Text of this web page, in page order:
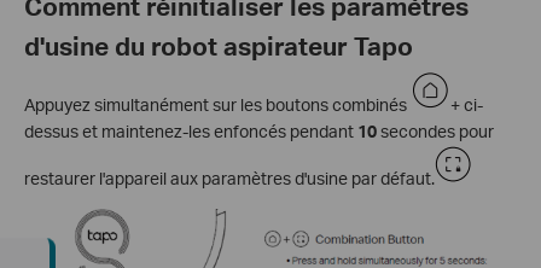
d'usine du robot aspirateur Tapo
Appuyez simultanément sur les boutons combinés
+ ci-
dessus et maintenez-les enfoncés pendant 10secondes pour
restaurer l'appareil aux paramètres d'usine par défaut.